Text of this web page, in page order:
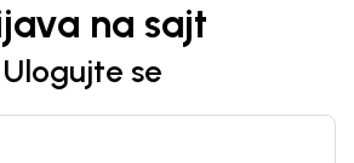
na sajt
Ulogujte se